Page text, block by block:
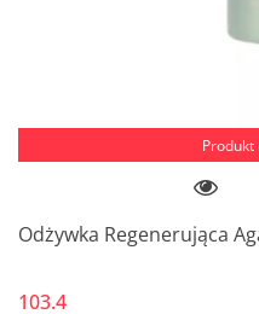
Odżywka Regenerująca
103.4